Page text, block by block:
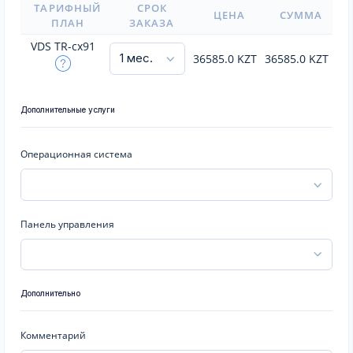
ТАРИФНЫЙ
ПЛАН
СРОК
ЗАКАЗА
ЦЕНА СУММА
VDS TR-cx91
36585.0 KZT 36585.0 KZT
Дополнительные услуги
Операционная система
Панель управления
Дополнительно
Комментарий